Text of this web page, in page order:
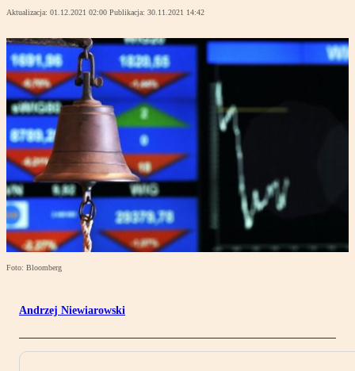
Aktualizacja: 01.12.2021 02:00 Publikacja: 30.11.2021 14:42
Foto: Bloomberg
Andrzej Niewiarowski